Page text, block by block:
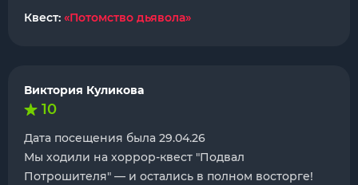
Квест: «Потомство дьявола»
Виктория Куликова
10
Дата посещения была 29.04.26
Мы ходили на хоррор-квест "Подвал
Потрошителя" — и остались в полном восторге!